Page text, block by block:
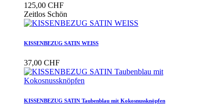
125,00 CHF
Zeitlos Schön
KISSENBEZUG SATIN WEISS
37,00 CHF
KISSENBEZUG SATIN Taubenblau mit Kokosnussknöpfen